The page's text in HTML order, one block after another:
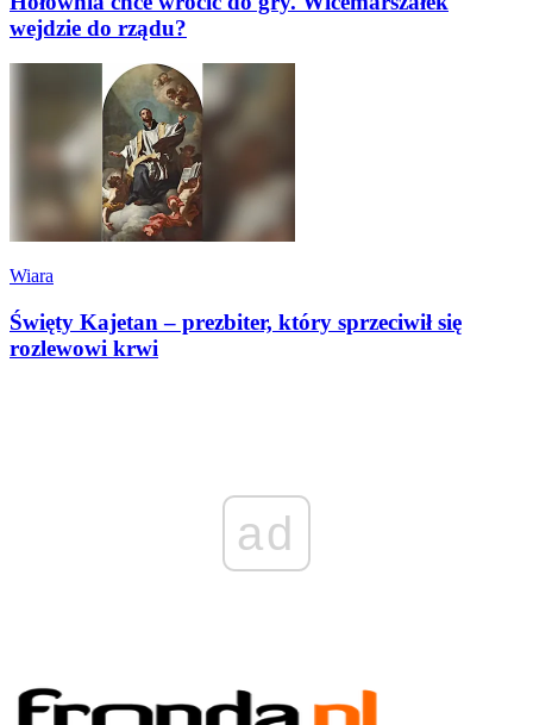
wejdzie do rządu?
Wiara
Święty Kajetan – prezbiter, który sprzeciwił się
rozlewowi krwi
ad